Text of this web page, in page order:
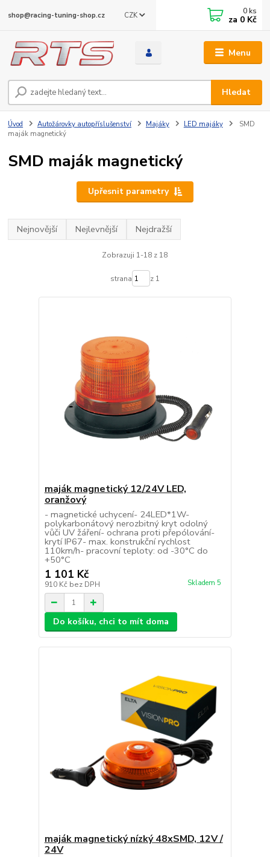
Menu
CZK
Hledat
shop@racing-tuning-shop.cz 0 ks
za 0 Kč
Úvod Autožárovky autopříslušenství Majáky LED majáky
SMD
maják magnetický
SMD maják magnetický
Upřesnit parametry
Nejnovější Nejlevnější Nejdražší
Zobrazuji 1-18 z 18
strana z 1
maják magnetický 12/24V LED,
oranžový
- magnetické uchycení- 24LED*1W-
polykarbonátový nerozbitný kryt odolný
vůči UV žáření- ochrana proti přepólování-
krytí IP67- max. konstrukční rychlost
110km/h- pracovní teploty: od -30°C do
+50°C
1 101 Kč
910 Kč bez DPH Skladem 5
Do košíku, chci to mít doma
maják magnetický nízký 48xSMD, 12V /
24V